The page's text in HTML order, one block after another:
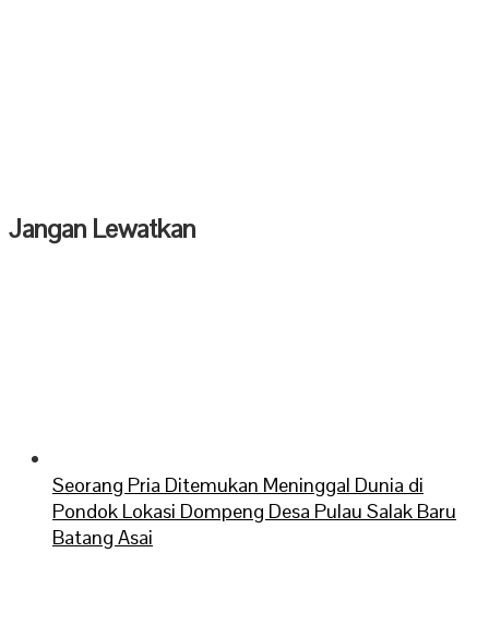
Jangan Lewatkan
Seorang Pria Ditemukan Meninggal Dunia di
Pondok Lokasi Dompeng Desa Pulau Salak Baru
Batang Asai